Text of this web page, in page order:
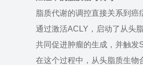
脂质代谢的调控直接关系到
通过激活ACLY，启动了从头
共同促进肿瘤的生成，并触发
在这个过程中，从头脂质生物